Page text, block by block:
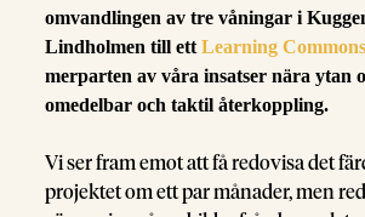
omvandlingen av tre våningar i
Lindholmen till ettLearning Commons
merparten av våra insatser nära ytan
omedelbar och taktil återkoppling.
Vi ser fram emot att få redovisa det
projektet om ett par månader, men